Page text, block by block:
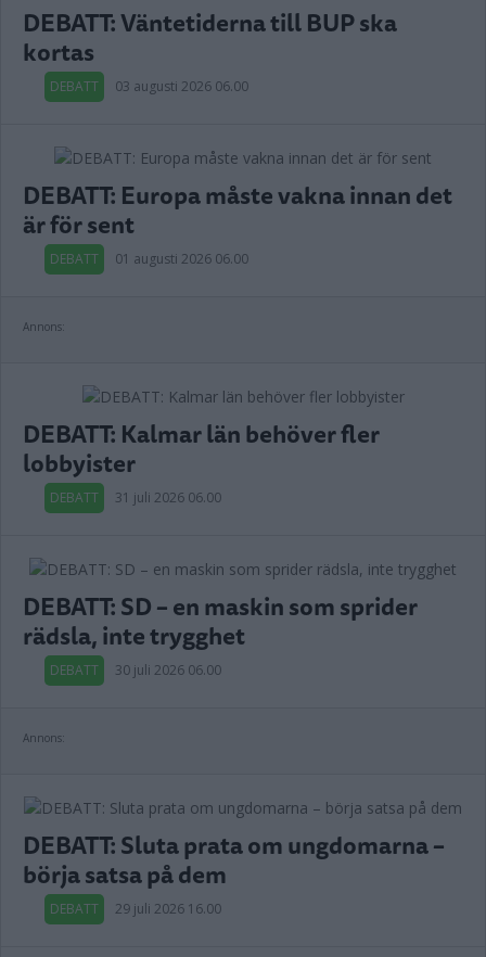
DEBATT: Väntetiderna till BUP ska
kortas
DEBATT 03 augusti 2026 06.00
DEBATT: Europa måste vakna innan det
är för sent
DEBATT 01 augusti 2026 06.00
Annons:
DEBATT: Kalmar län behöver fler
lobbyister
DEBATT 31 juli 2026 06.00
DEBATT: SD – en maskin som sprider
rädsla, inte trygghet
DEBATT 30 juli 2026 06.00
Annons:
DEBATT: Sluta prata om ungdomarna –
börja satsa på dem
DEBATT 29 juli 2026 16.00